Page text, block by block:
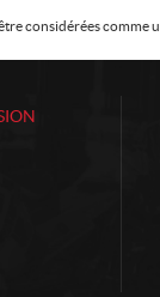
considérées